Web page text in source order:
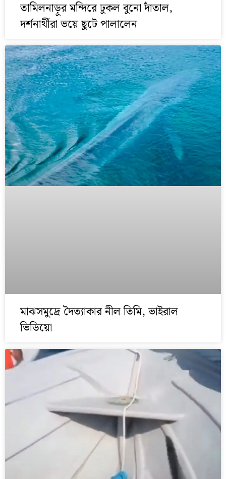
তামিলনাড়ুর মন্দিরে ঢুকল বুনো দাঁতাল,
দর্শনার্থীরা ভয়ে ছুটে পালালেন
মাঝসমুদ্রে দৈত্যাকার নীল তিমি, ভাইরাল
ভিডিয়ো